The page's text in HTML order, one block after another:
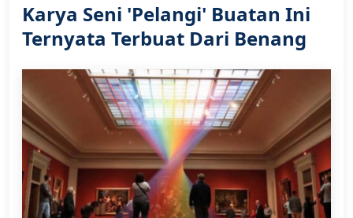
Karya Seni 'Pelangi' Buatan Ini
Ternyata Terbuat Dari Benang